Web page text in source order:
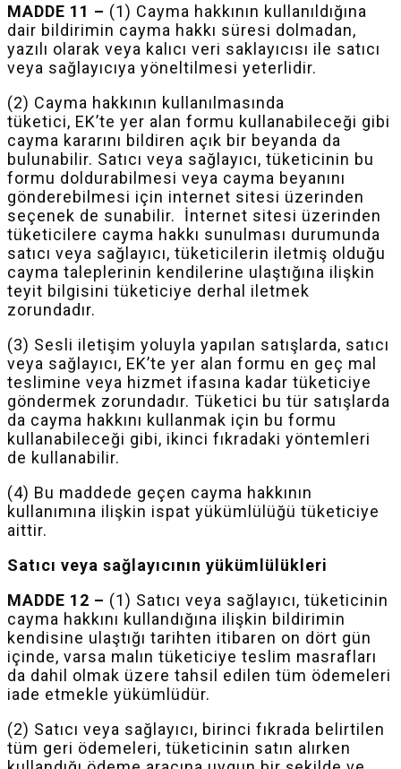
MADDE 11 – (1) Cayma hakkının kullanıldığına
dair bildirimin cayma hakkı süresi dolmadan,
yazılı olarak veya kalıcı veri saklayıcısı ile satıcı
veya sağlayıcıya yöneltilmesi yeterlidir.
(2) Cayma hakkının kullanılmasında
tüketici, EK’te yer alan formu kullanabileceği gibi
cayma kararını bildiren açık bir beyanda da
bulunabilir. Satıcı veya sağlayıcı, tüketicinin bu
formu doldurabilmesi veya cayma beyanını
gönderebilmesi için internet sitesi üzerinden
seçenek de sunabilir. İnternet sitesi üzerinden
tüketicilere cayma hakkı sunulması durumunda
satıcı veya sağlayıcı, tüketicilerin iletmiş olduğu
cayma taleplerinin kendilerine ulaştığına ilişkin
teyit bilgisini tüketiciye derhal iletmek
zorundadır.
(3) Sesli iletişim yoluyla yapılan satışlarda, satıcı
veya sağlayıcı, EK’te yer alan formu en geç mal
teslimine veya hizmet ifasına kadar tüketiciye
göndermek zorundadır. Tüketici bu tür satışlarda
da cayma hakkını kullanmak için bu formu
kullanabileceği gibi, ikinci fıkradaki yöntemleri
de kullanabilir.
(4) Bu maddede geçen cayma hakkının
kullanımına ilişkin ispat yükümlülüğü tüketiciye
aittir.
Satıcı veya sağlayıcının yükümlülükleri
MADDE 12 – (1) Satıcı veya sağlayıcı, tüketicinin
cayma hakkını kullandığına ilişkin bildirimin
kendisine ulaştığı tarihten itibaren on dört gün
içinde, varsa malın tüketiciye teslim masrafları
da dahil olmak üzere tahsil edilen tüm ödemeleri
iade etmekle yükümlüdür.
(2) Satıcı veya sağlayıcı, birinci fıkrada belirtilen
tüm geri ödemeleri, tüketicinin satın alırken